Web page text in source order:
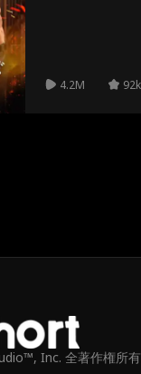
4.2M 92k
Inc. 全著作権所有